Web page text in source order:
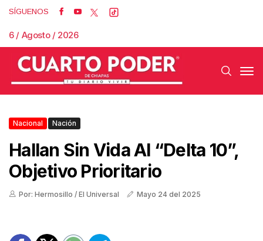
SÍGUENOS
6 / Agosto / 2026
Nacional Nación
Hallan Sin Vida Al “Delta 10”,
Objetivo Prioritario
Por: Hermosillo / El Universal Mayo 24 del 2025